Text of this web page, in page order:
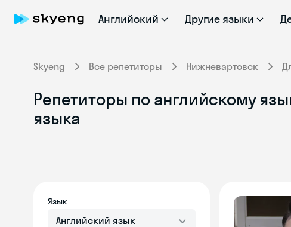
Английский Другие языки
Skyeng Все репетиторы Нижневартовск
Репетиторы по английскому
языка
Язык
Английский язык